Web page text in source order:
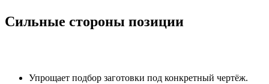
Сильные стороны позиции
Упрощает подбор заготовки под конкретный чертёж.